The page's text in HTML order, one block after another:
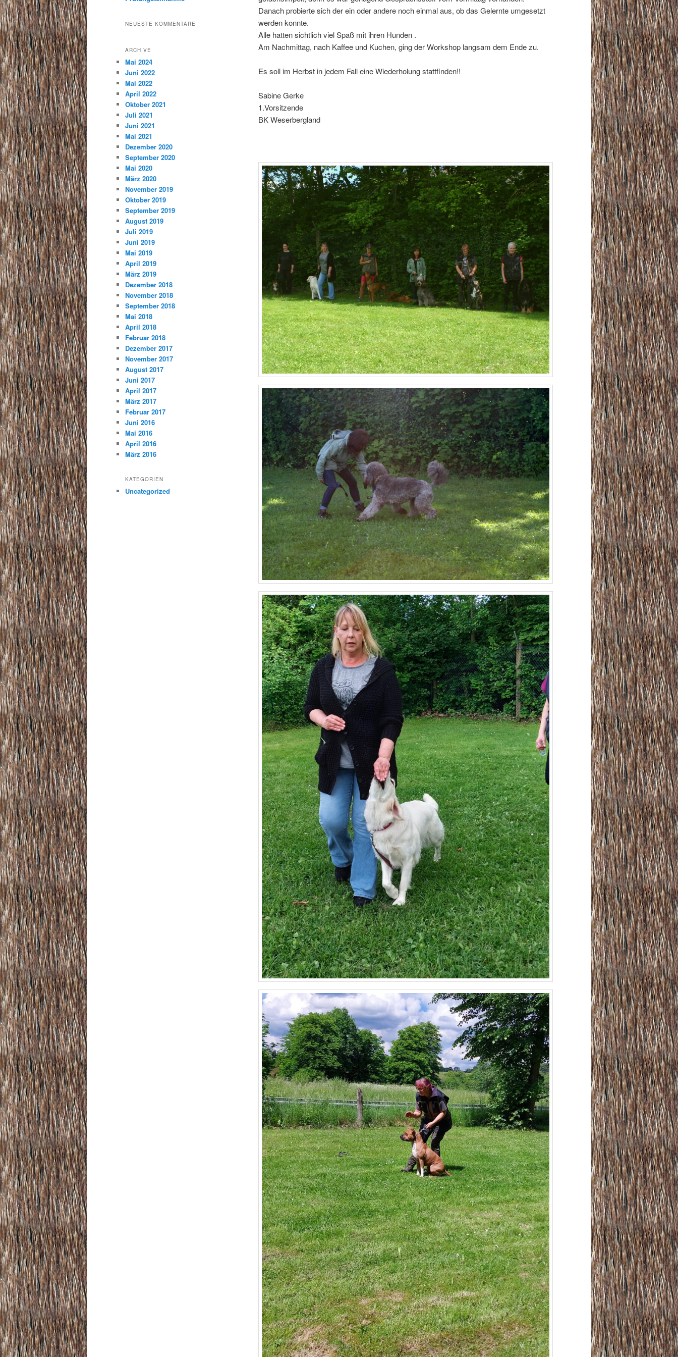
Danach probierte sich der ein oder andere noch einmal aus, ob das Gelernte umgesetzt
werden konnte.
Alle hatten sichtlich viel Spaß mit ihren Hunden .
Am Nachmittag, nach Kaffee und Kuchen, ging der Workshop langsam dem Ende zu.
Es soll im Herbst in jedem Fall eine Wiederholung stattfinden!!
Sabine Gerke
1.Vorsitzende
BK Weserbergland
NEUESTE KOMMENTARE
ARCHIVE
Mai 2024
Juni 2022
Mai 2022
April 2022
Oktober 2021
Juli 2021
Juni 2021
Mai 2021
Dezember 2020
September 2020
Mai 2020
März 2020
November 2019
Oktober 2019
September 2019
August 2019
Juli 2019
Juni 2019
Mai 2019
April 2019
März 2019
Dezember 2018
November 2018
September 2018
Mai 2018
April 2018
Februar 2018
Dezember 2017
November 2017
August 2017
Juni 2017
April 2017
März 2017
Februar 2017
Juni 2016
Mai 2016
April 2016
März 2016
KATEGORIEN
Uncategorized